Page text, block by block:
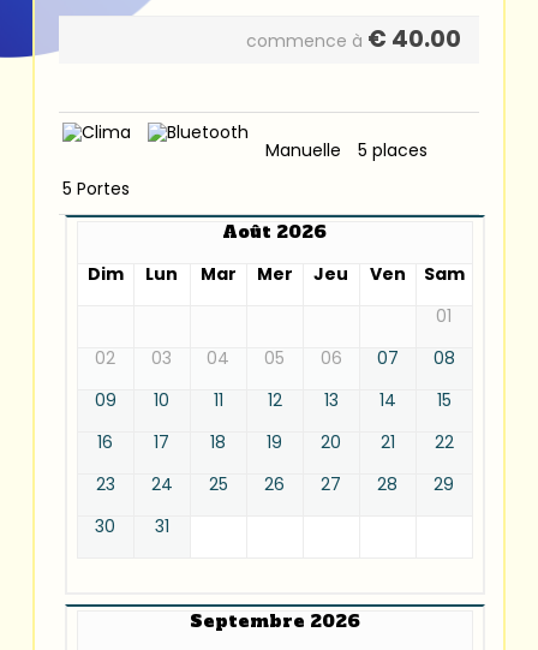
commence à € 40.00
Manuelle
5 places
5 Portes
Août 2026
Dim
Lun Mar Mer Jeu Ven
Sam
01
02
03 04 05 06 07
08
09
10 11 12 13 14
15
16
17 18 19 20 21
22
23
24 25 26 27 28
29
30
31
Septembre 2026